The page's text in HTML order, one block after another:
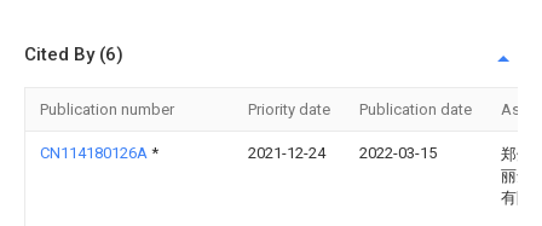
Cited By (6)
Publication number Priority date Publication date
CN114180126A * 2021-12-24 2022-03-15
郑州
丽达
有限